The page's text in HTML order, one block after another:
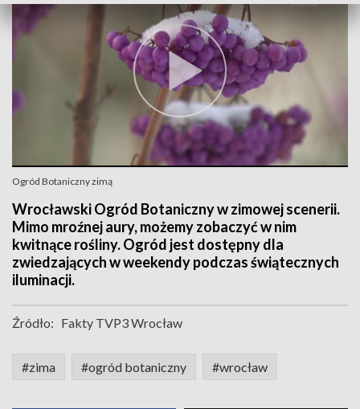
Ogród Botaniczny zimą
Wrocławski Ogród Botaniczny w zimowej scenerii.
Mimo mroźnej aury, możemy zobaczyć w nim
kwitnące rośliny. Ogród jest dostępny dla
zwiedzających w weekendy podczas świątecznych
iluminacji.
Źródło: Fakty TVP3 Wrocław
#zima #ogród botaniczny #wrocław